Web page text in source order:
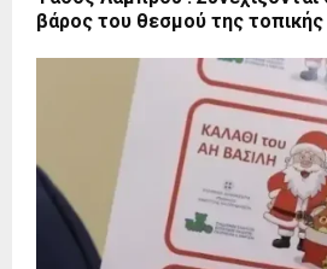
βάρος του θεσμού της τοπικής